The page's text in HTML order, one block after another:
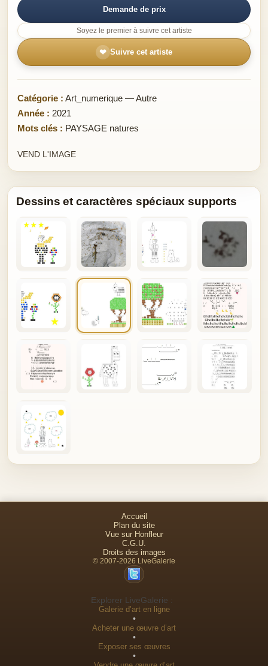
Demande de prix
Soyez le premier à suivre cet artiste
❤ Suivre cet artiste
Catégorie : Art_numerique — Autre
Année : 2021
Mots clés : PAYSAGE natures
VEND L'IMAGE
Dessins et caractères spéciaux supports
Accueil
Plan du site
Vue sur Honfleur
C.G.U.
Droits des images
© 2007-2026 LiveGalerie
Explorer LiveGalerie :
Galerie d’art en ligne
•
Acheter une œuvre d’art
•
Exposer ses œuvres
•